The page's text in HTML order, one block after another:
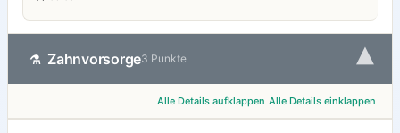
⚗ Zahnvorsorge3 Punkte ▾
Alle Details aufklappen Alle Details einklappen